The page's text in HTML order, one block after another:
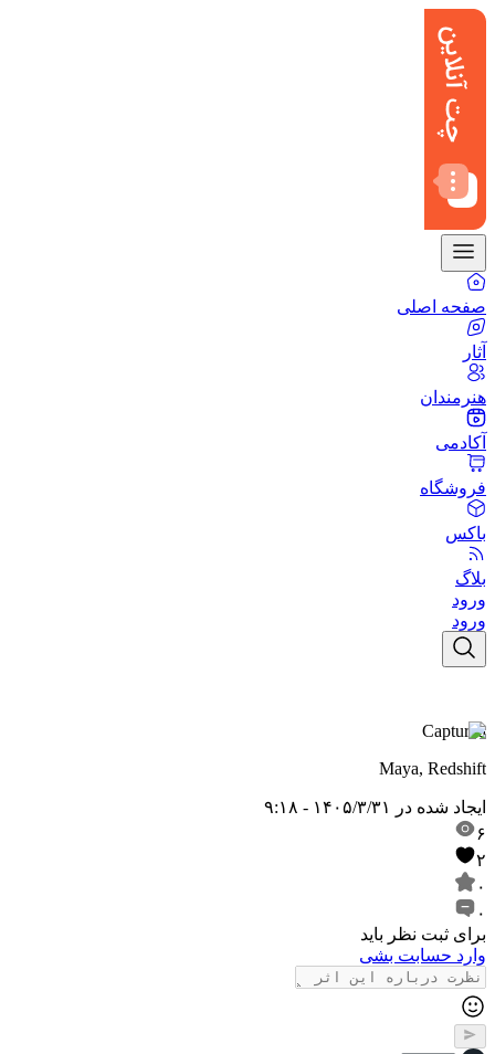
صفحه اصلی
آثار
هنرمندان
آکادمی
فروشگاه
باکس
بلاگ
ورود
ورود
Captured
Maya, Redshift
ایجاد شده در
۱۴۰۵/۳/۳۱ - ۹:۱۸
۶
۲
۰
۰
برای ثبت نظر باید
وارد حسابت بشی